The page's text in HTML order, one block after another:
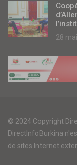
28
© 2024 Copyright
DirectInfoBurkina
de sites Internet